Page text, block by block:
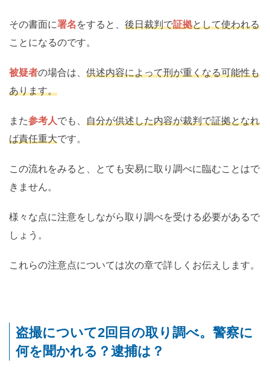
その書面に署名 をすると、 後日裁判で証拠として使われる
ことになるのです。
被疑者の場合は、 供述内容によって刑が重くなる可能性も
あります。
また参考人でも、 自分が供述した内容が裁判で証拠となれ
ば責任重大です。
この流れをみると、とても安易に取り調べに臨むことはで
きません。
様々な点に注意をしながら取り調べを受ける必要があるで
しょう。
これらの注意点については次の章で詳しくお伝えします。
盗撮について2回目の取り調べ。警察に
何を聞かれる？逮捕は？